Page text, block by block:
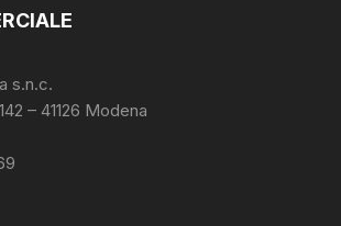
s.n.c.
– 41126 Modena